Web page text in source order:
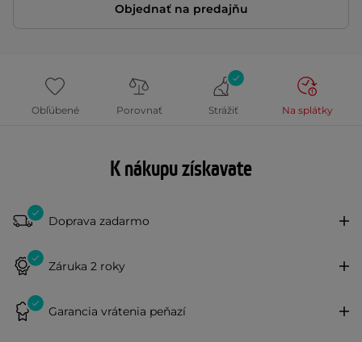
Objednať na predajňu
Obľúbené Porovnať Strážiť Na splátky
K nákupu získavate
Doprava zadarmo
Záruka 2 roky
Garancia vrátenia peňazí